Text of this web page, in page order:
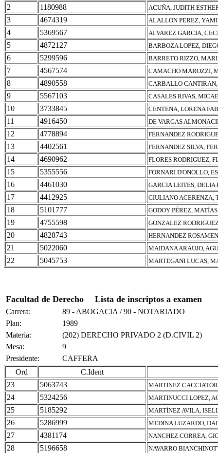
2 1180988 ACUÑA, JUDITH
3 4674319 ALALLON PEREZ,
4 5369567 ALVAREZ GARCIA,
5 4872127 BARBOZA LOPEZ,
6 5299596 BARRETO RIZZO,
7 4567574 CAMACHO MAROZZI,
8 4890558 CARBALLO
9 5567103 CASALES RIVAS,
10 3733845 CENTENA, LORENA
11 4916450 DE VARGAS
12 4778894 FERNANDEZ
13 4402561 FERNANDEZ SILVA,
14 4690962 FLORES RODRIGUEZ,
15 5355556 FORNARI D'ONOLLO,
16 4461030 GARCIA LEITES, DELIA
17 4412925 GIULIANO ACERENZA,
18 5101777 GODOY PÉREZ,
19 4755598 GONZALEZ
20 4828743 HERNANDEZ
21 5022060 MAIDANA ARAUJO,
22 5045753 MARTEGANI LUCAS,
Facultad de Derecho Lista de inscriptos a examen
Carrera:
89 - ABOGACIA / 90 - NOTARIADO
Plan:
1989
Materia:
(202) DERECHO PRIVADO 2 (D.CIVIL 2)
Mesa:
9
Presidente:
CAFFERA
Ord
C.Ident
23
5063743 MARTINEZ
24 5324256 MARTINUCCI LOPEZ,
25 5185292 MARTÍNEZ AVILA,
26 5286999 MEDINA LUZARDO,
27 4381174 NANCHEZ CORREA,
28 5196658 NAVARRO